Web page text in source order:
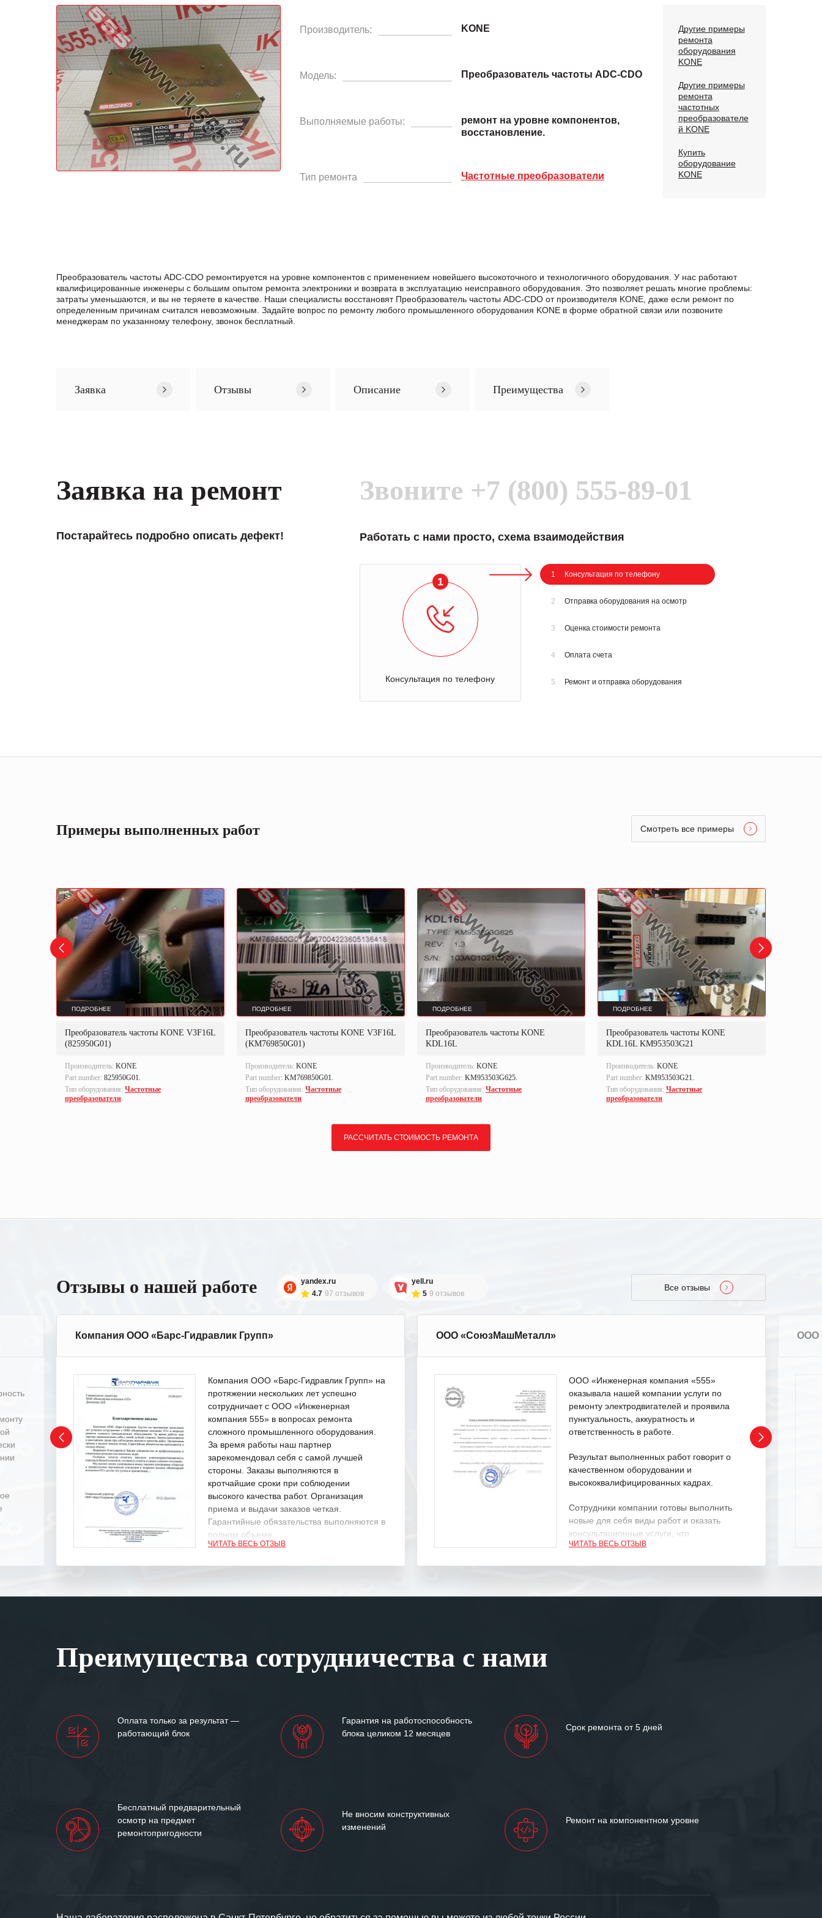
Производитель: KONE
Модель: Преобразователь частоты ADC-CDO
Выполняемые работы:
ремонт на уровне компонентов,
восстановление.
Тип ремонта Частотные преобразователи
Другие примеры
ремонта
оборудования
KONE
Другие примеры
ремонта
частотных
преобразователе
й KONE
Купить
оборудование
KONE
Преобразователь частоты ADC-CDO ремонтируется на уровне компонентов с применением новейшего высокоточного и технологичного оборудования. У нас работают
квалифицированные инженеры с большим опытом ремонта электроники и возврата в эксплуатацию неисправного оборудования. Это позволяет решать многие проблемы:
затраты уменьшаются, и вы не теряете в качестве. Наши специалисты восстановят Преобразователь частоты ADC-CDO от производителя KONE, даже если ремонт по
определенным причинам считался невозможным. Задайте вопрос по ремонту любого промышленного оборудования KONE в формe обратной связи или позвоните
менеджерам по указанному телефону, звонок бесплатный.
Заявка Отзывы Описание Преимущества
Заявка на ремонт
Постарайтесь подробно описать дефект!
Звоните +7 (800) 555-89-01
Работать с нами просто, схема взаимодействия
1
Консультация по телефону
1 Консультация по телефону
2 Отправка оборудования на осмотр
3 Оценка стоимости ремонта
4 Оплата счета
5 Ремонт и отправка оборудования
Примеры выполненных работ Смотреть все примеры
ПОДРОБНЕЕ
Преобразователь частоты KONE V3F16L
(825950G01)
Производитель: KONE
Part number: 825950G01.
Тип оборудования: Частотные
преобразователи
ПОДРОБНЕЕ
Преобразователь частоты KONE V3F16L
(KM769850G01)
Производитель: KONE
Part number: KM769850G01.
Тип оборудования: Частотные
преобразователи
ПОДРОБНЕЕ
Преобразователь частоты KONE
KDL16L
Производитель: KONE
Part number: KM953503G625.
Тип оборудования: Частотные
преобразователи
ПОДРОБНЕЕ
Преобразователь частоты KONE
KDL16L KM953503G21
Производитель: KONE
Part number: KM953503G21.
Тип оборудования: Частотные
преобразователи
РАССЧИТАТЬ СТОИМОСТЬ РЕМОНТА
Отзывы о нашей работе
yandex.ru
4.7 97 отзывов
yell.ru
5 9 отзывов
Все отзывы
Компания ООО «Барс-Гидравлик Групп»
Компания ООО «Барс-Гидравлик Групп» на
протяжении нескольких лет успешно
сотрудничает с ООО «Инженерная
компания 555» в вопросах ремонта
сложного промышленного оборудования.
За время работы наш партнер
зарекомендовал себя с самой лучшей
стороны. Заказы выполняются в
кротчайшие сроки при соблюдении
высокого качества работ. Организация
приема и выдачи заказов четкая.
Гарантийные обязательства выполняются в
полном объеме.
Мы высоко ценим сложившиеся между
«555» долгих лет успеха и процветания.
ЧИТАТЬ ВЕСЬ ОТЗЫВ
ООО «СоюзМашМеталл»
ООО «Инженерная компания «555»
оказывала нашей компании услуги по
ремонту электродвигателей и проявила
пунктуальность, аккуратность и
ответственность в работе.
Результат выполненных работ говорит о
качественном оборудовании и
высококвалифицированных кадрах.
Сотрудники компании готовы выполнить
новые для себя виды работ и оказать
консультационные услуги, что
характеризует их как профессионалов
ответственного и надежного поставщика
ЧИТАТЬ ВЕСЬ ОТЗЫВ
ООО
Преимущества сотрудничества с нами
Оплата только за результат —
работающий блок
Гарантия на работоспособность
блока целиком 12 месяцев
Срок ремонта от 5 дней
Бесплатный предварительный
осмотр на предмет
ремонтопригодности
Не вносим конструктивных
изменений
Ремонт на компонентном уровне